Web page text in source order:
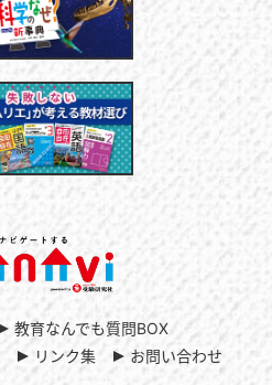
教育なんでも質問BOX
リンク集 お問い合わせ